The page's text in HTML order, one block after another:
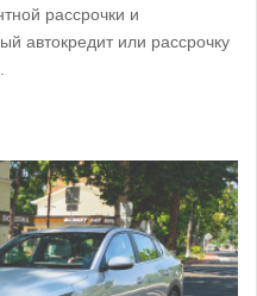
рассрочки и
автокредит или рассрочку